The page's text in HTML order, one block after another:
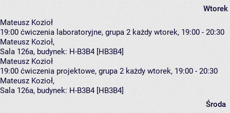
Wtorek
Mateusz Kozioł
19:00 ćwiczenia laboratoryjne, grupa 2 każdy wtorek, 19:00 - 20:30
Mateusz Kozioł,
Sala 126a, budynek: H-B3B4 [HB3B4]
Mateusz Kozioł
19:00 ćwiczenia projektowe, grupa 2 każdy wtorek, 19:00 - 20:30
Mateusz Kozioł,
Sala 126a, budynek: H-B3B4 [HB3B4]
Środa